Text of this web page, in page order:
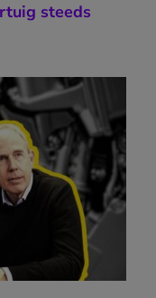
steeds